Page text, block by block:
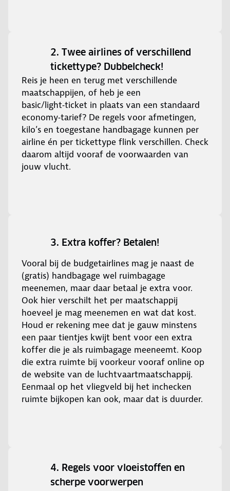
2. Twee airlines of verschillend
tickettype? Dubbelcheck!
Reis je heen en terug met verschillende
maatschappijen, of heb je een
basic/light‑ticket in plaats van een standaard
economy‑tarief? De regels voor afmetingen,
kilo’s en toegestane handbagage kunnen per
airline én per tickettype flink verschillen. Check
daarom altijd vooraf de voorwaarden van
jouw vlucht.
3. Extra koffer? Betalen!
Vooral bij de budgetairlines mag je naast de
(gratis) handbagage wel ruimbagage
meenemen, maar daar betaal je extra voor.
Ook hier verschilt het per maatschappij
hoeveel je mag meenemen en wat dat kost.
Houd er rekening mee dat je gauw minstens
een paar tientjes kwijt bent voor een extra
koffer die je als ruimbagage meeneemt. Koop
die extra ruimte bij voorkeur vooraf online op
de website van de luchtvaartmaatschappij.
Eenmaal op het vliegveld bij het inchecken
ruimte bijkopen kan ook, maar dat is duurder.
4. Regels voor vloeistoffen en
scherpe voorwerpen